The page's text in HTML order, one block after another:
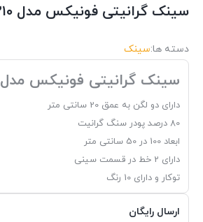
سینک گرانیتی فونیکس مدل ۲۱۰ رنگ مشکی
دسته ها:سینک
سینک گرانیتی فونیکس مدل 210 مشکی
دارای دو لگن به عمق 20 سانتی متر
80 درصد پودر سنگ گرانیت
ابعاد 100 در 50 سانتی متر
دارای 2 خط در قسمت سینی
توکار و دارای 10 رنگ
ارسال رایگان